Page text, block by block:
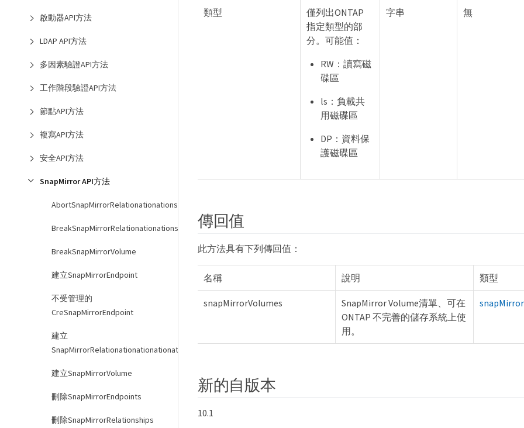
啟動器API方法
LDAP API方法
多因素驗證API方法
工作階段驗證API方法
節點API方法
複寫API方法
安全API方法
SnapMirror API方法
AbortSnapMirrorRelationationations
BreakSnapMirrorRelationationations.
BreakSnapMirrorVolume
建立SnapMirrorEndpoint
不受管理的
CreSnapMirrorEndpoint
建立
SnapMirrorRelationationationationationship
建立SnapMirrorVolume
刪除SnapMirrorEndpoints
刪除SnapMirrorRelationships
類型
僅列出ONTAP
指定類型的部
分。可能值：
RW：讀寫磁
碟區
ls：負載共
用磁碟區
DP：資料保
護磁碟區
字串 無
傳回值
此方法具有下列傳回值：
名稱 說明 類型
snapMirrorVolumes
SnapMirror Volume清單、可在
ONTAP 不完善的儲存系統上使
用。
新的自版本
10.1